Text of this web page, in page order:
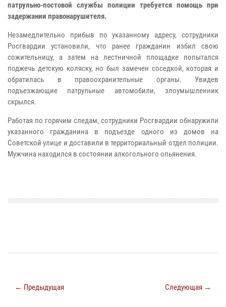
патрульно-постовой службы полиции требуется помощь при
задержании правонарушителя.
Незамедлительно прибыв по указанному адресу, сотрудники
Росгвардии установили, что ранее гражданин избил свою
сожительницу, а затем на лестничной площадке попытался
поджечь детскую коляску, но был замечен соседкой, которая и
обратилась в правоохранительные органы. Увидев
подъезжающие патрульные автомобили, злоумышленник
скрылся.
Работая по горячим следам, сотрудники Росгвардии обнаружили
указанного гражданина в подъезде одного из домов на
Советской улице и доставили в территориальный отдел полиции.
Мужчина находился в состоянии алкогольного опьянения.
← Предыдущая Следующая →